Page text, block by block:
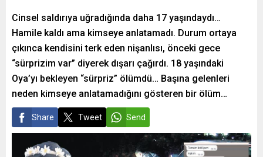
Cinsel saldırıya uğradığında daha 17 yaşındaydı…
Hamile kaldı ama kimseye anlatamadı. Durum ortaya
çıkınca kendisini terk eden nişanlısı, önceki gece
“sürprizim var” diyerek dışarı çağırdı. 18 yaşındaki
Oya’yı bekleyen “sürpriz” ölümdü… Başına gelenleri
neden kimseye anlatamadığını gösteren bir ölüm…
Share Tweet Send